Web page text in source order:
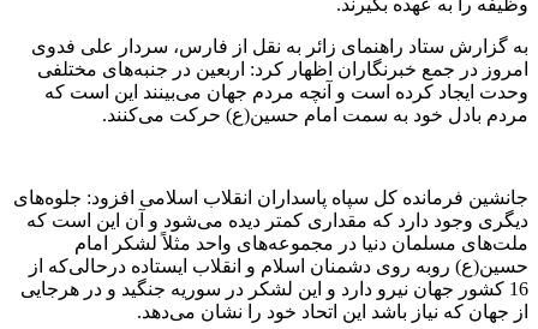
وظیفه را به عهده بگیرند.
به گزارش ستاد راهنمای زائر به نقل از فارس، سردار علی فدوی
امروز در جمع خبرنگاران اظهار کرد: اربعین در جنبه‌های مختلفی
وحدت ایجاد کرده است و آنچه مردم جهان می‌بینند این است که
مردم بادل خود به سمت امام حسین(ع) حرکت می‌کنند.
جانشین فرمانده کل سپاه پاسداران انقلاب اسلامی افزود: جلوه‌های
دیگری وجود دارد که مقداری کمتر دیده می‌شود و آن این است که
ملت‌های مسلمان دنیا در مجموعه‌های واحد مثلاً لشکر امام
حسین(ع) روبه روی دشمنان اسلام و انقلاب ایستاده درحالی‌که از
16 کشور جهان نیرو دارد و این لشکر در سوریه جنگید و در هرجایی
از جهان که نیاز باشد این اتحاد خود را نشان می‌دهد.